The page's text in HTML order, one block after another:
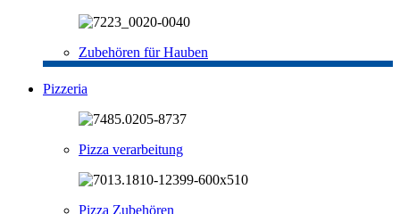
Zubehören für Hauben
Pizzeria
Pizza verarbeitung
Pizza Zubehören